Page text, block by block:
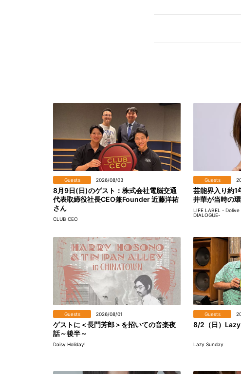
Guests 2026/08/03
8月9日(日)のゲスト：株式会社電脳交通
代表取締役社長CEO兼Founder 近藤洋祐
さん
CLUB CEO
Guests
芸能界入り約
井華が当時の
LIFE LABEL・
DIALOGUE-
Guests 2026/08/01
ゲストに＜長門芳郎＞を招いての音楽夜
話～後半～
Daisy Holiday!
Guests
8/2（日）
Lazy Sunday